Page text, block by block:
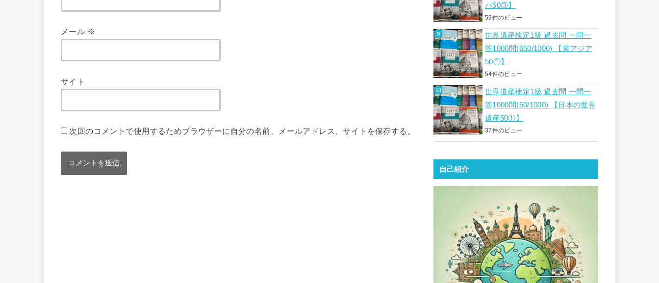
メール ※
サイト
次回のコメントで使用するためブラウザーに自分の名前、メールアドレス、サイトを保存する。
パ50③】
59件のビュー
世界遺産検定1級 過去問 一問一
答1000問(650/1000) 【東アジア
50①】
54件のビュー
世界遺産検定1級 過去問 一問一
答1000問(50/1000) 【日本の世界
遺産50①】
37件のビュー
自己紹介